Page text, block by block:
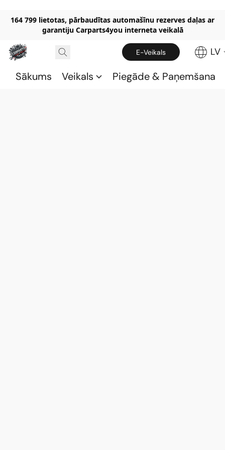
164 799 lietotas, pārbaudītas automašīnu rezerves daļas ar
garantiju Carparts4you interneta veikalā
E-Veikals LV
Sākums Veikals Piegāde & Paņemšana